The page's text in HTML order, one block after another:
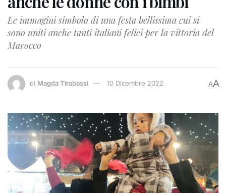
Le immagini simbolo di una festa bellissima cui si
sono uniti anche tanti italiani felici per la vittoria del
Marocco
di Magda Tirabassi 10 Dicembre 2022 AA